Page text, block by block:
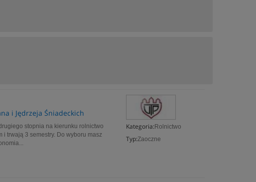
i Jędrzeja Śniadeckich
Kategoria: Rolnictwo
Typ:Zaoczne
stopnia na kierunku rolnictwo
trwają 3 semestry. Do wyboru masz